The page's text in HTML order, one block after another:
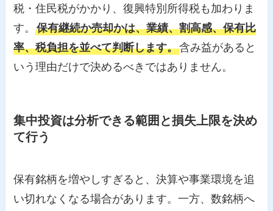
税・住民税がかかり、復興特別所得税も加わりま
す。保有継続か売却かは、業績、割高感、保有比
率、税負担を並べて判断します。含み益があると
いう理由だけで決めるべきではありません。
集中投資は分析できる範囲と損失上限を決め
て行う
保有銘柄を増やしすぎると、決算や事業環境を追
い切れなくなる場合があります。一方、数銘柄へ